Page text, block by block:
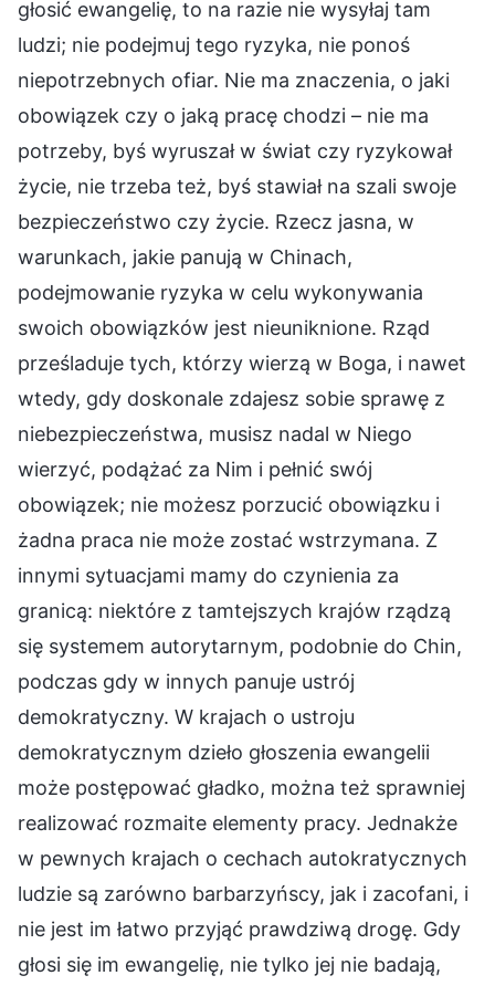
głosić ewangelię, to na razie nie wysyłaj tam
ludzi; nie podejmuj tego ryzyka, nie ponoś
niepotrzebnych ofiar. Nie ma znaczenia, o jaki
obowiązek czy o jaką pracę chodzi – nie ma
potrzeby, byś wyruszał w świat czy ryzykował
życie, nie trzeba też, byś stawiał na szali swoje
bezpieczeństwo czy życie. Rzecz jasna, w
warunkach, jakie panują w Chinach,
podejmowanie ryzyka w celu wykonywania
swoich obowiązków jest nieuniknione. Rząd
prześladuje tych, którzy wierzą w Boga, i nawet
wtedy, gdy doskonale zdajesz sobie sprawę z
niebezpieczeństwa, musisz nadal w Niego
wierzyć, podążać za Nim i pełnić swój
obowiązek; nie możesz porzucić obowiązku i
żadna praca nie może zostać wstrzymana. Z
innymi sytuacjami mamy do czynienia za
granicą: niektóre z tamtejszych krajów rządzą
się systemem autorytarnym, podobnie do Chin,
podczas gdy w innych panuje ustrój
demokratyczny. W krajach o ustroju
demokratycznym dzieło głoszenia ewangelii
może postępować gładko, można też sprawniej
realizować rozmaite elementy pracy. Jednakże
w pewnych krajach o cechach autokratycznych
ludzie są zarówno barbarzyńscy, jak i zacofani, i
nie jest im łatwo przyjąć prawdziwą drogę. Gdy
głosi się im ewangelię, nie tylko jej nie badają,